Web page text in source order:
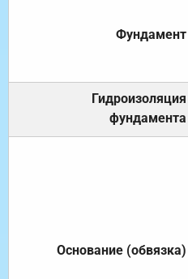
Фундамент
Гидроизоляция
фундамента
Основание (обвязка)